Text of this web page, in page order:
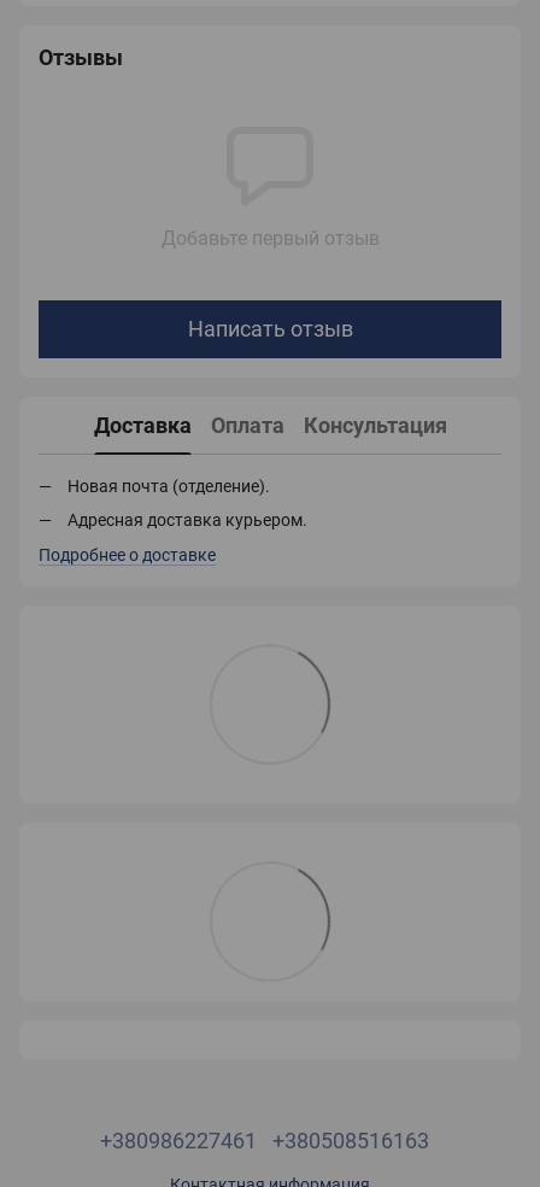
Отзывы
Добавьте первый отзыв
Написать отзыв
Доставка Оплата Консультация
Новая почта (отделение).
Адресная доставка курьером.
Подробнее о доставке
+380986227461 +380508516163